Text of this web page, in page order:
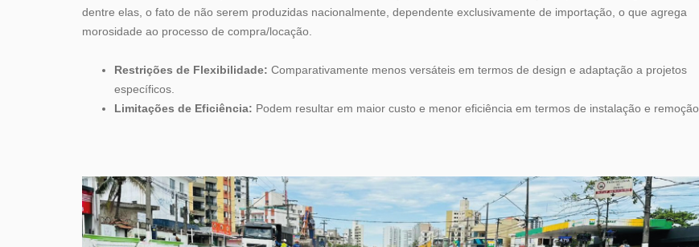
dentre elas, o fato de não serem produzidas nacionalmente, dependente exclusivamente de importação, o que agrega
morosidade ao processo de compra/locação.
Restrições de Flexibilidade: Comparativamente menos versáteis em termos de design e adaptação a projetos
específicos.
Limitações de Eficiência: Podem resultar em maior custo e menor eficiência em termos de instalação e remoção.